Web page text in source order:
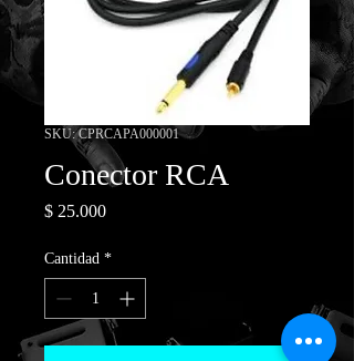
SKU: CPRCAPA000001
Conector RCA
$ 25.000Precio
Cantidad *